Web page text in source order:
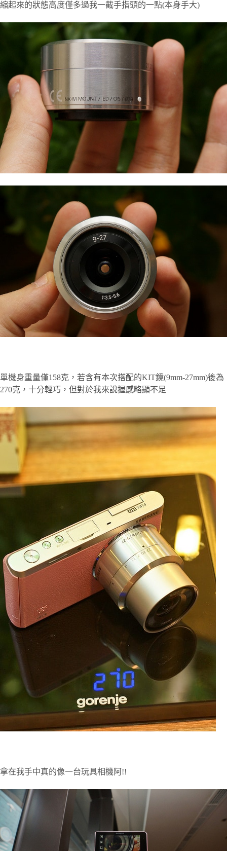
縮起來的狀態高度僅多過我一截手指頭的一點(本身手大)
單機身重量僅158克，若含有本次搭配的KIT鏡(9mm-27mm)後為
270克，十分輕巧，但對於我來說握感略顯不足
拿在我手中真的像一台玩具相機阿!!